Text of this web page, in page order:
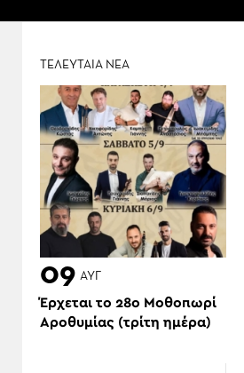
ΤΕΛΕΥΤΑΙΑ ΝΕΑ
09 ΑΥΓ
Έρχεται το 28ο Μοθοπωρί
Αροθυμίας (τρίτη ημέρα)